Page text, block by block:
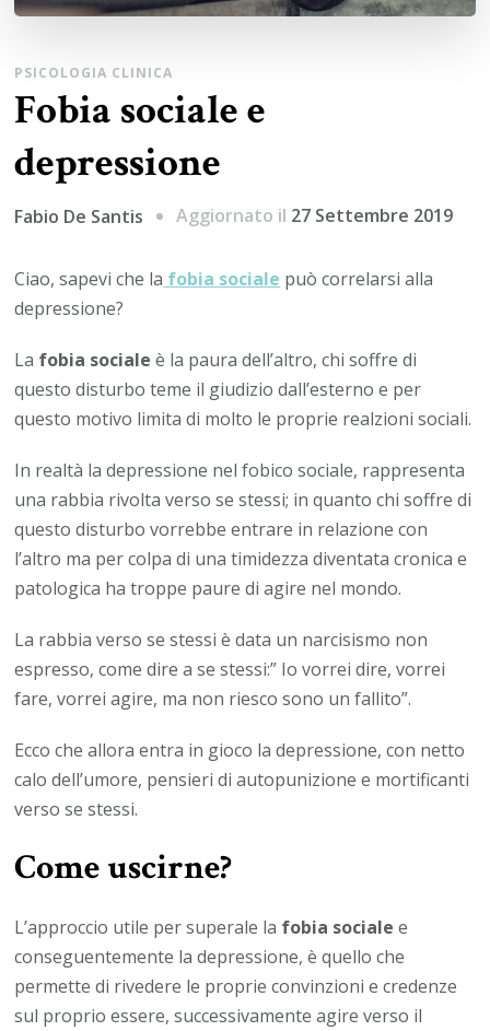
PSICOLOGIA CLINICA
Fobia sociale e
depressione
Fabio De Santis Aggiornato il 27 Settembre 2019
Ciao, sapevi che la fobia sociale può correlarsi alla
depressione?
La fobia sociale è la paura dell’altro, chi soffre di
questo disturbo teme il giudizio dall’esterno e per
questo motivo limita di molto le proprie realzioni sociali.
In realtà la depressione nel fobico sociale, rappresenta
una rabbia rivolta verso se stessi; in quanto chi soffre di
questo disturbo vorrebbe entrare in relazione con
l’altro ma per colpa di una timidezza diventata cronica e
patologica ha troppe paure di agire nel mondo.
La rabbia verso se stessi è data un narcisismo non
espresso, come dire a se stessi:” Io vorrei dire, vorrei
fare, vorrei agire, ma non riesco sono un fallito”.
Ecco che allora entra in gioco la depressione, con netto
calo dell’umore, pensieri di autopunizione e mortificanti
verso se stessi.
Come uscirne?
L’approccio utile per superale la fobia sociale e
conseguentemente la depressione, è quello che
permette di rivedere le proprie convinzioni e credenze
sul proprio essere, successivamente agire verso il